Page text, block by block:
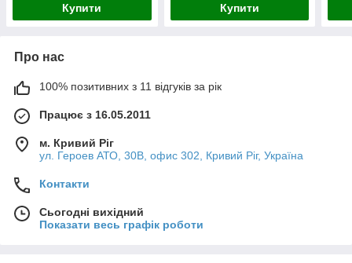
Купити Купити
Про нас
100% позитивних з 11 відгуків за рік
Працює з 16.05.2011
м. Кривий Ріг
ул. Героев АТО, 30В, офис 302, Кривий Ріг, Україна
Контакти
Сьогодні вихідний
Показати весь графік роботи